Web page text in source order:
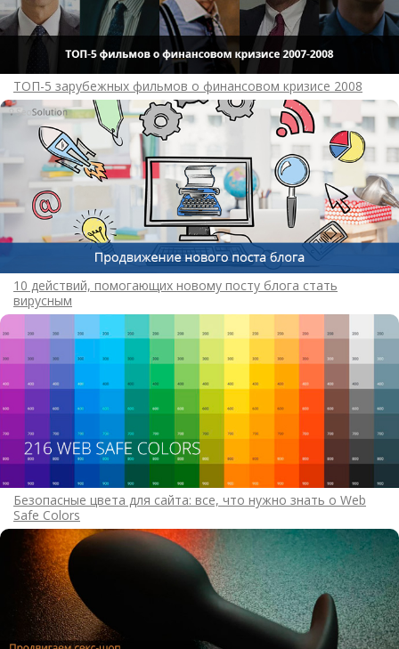
ТОП-5 зарубежных фильмов о финансовом кризисе 2008
10 действий, помогающих новому посту блога стать
вирусным
Безопасные цвета для сайта: все, что нужно знать о Web
Safe Colors